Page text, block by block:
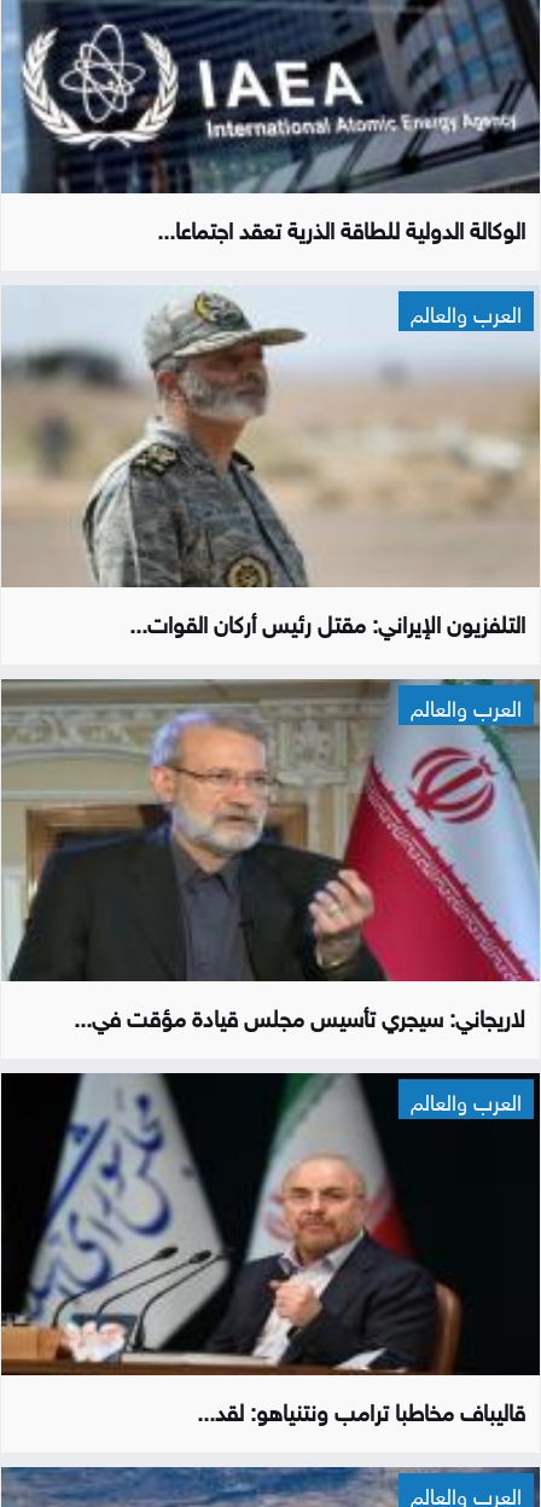
الوكالة الدولية للطاقة الذرية تعقد اجتماعا...
العرب والعالم
التلفزيون الإيراني: مقتل رئيس أركان القوات...
العرب والعالم
لاريجاني: سيجري تأسيس مجلس قيادة مؤقت في...
العرب والعالم
قاليباف مخاطبا ترامب ونتنياهو: لقد...
العرب والعالم